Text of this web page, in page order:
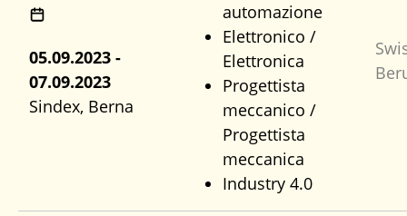
05.09.2023 -
07.09.2023
Sindex, Berna
automazione
Elettronico /
Elettronica
Progettista
meccanico /
Progettista
meccanica
Industry 4.0